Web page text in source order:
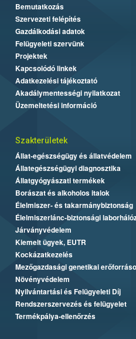
Bemutatkozás
Szervezeti felépítés
Gazdálkodási adatok
Felügyeleti szervünk
Projektek
Kapcsolódó linkek
Adatkezelési tájékoztató
Akadálymentességi nyilatkozat
Üzemeltetési információ
Szakterületek
Állat-egészségügy és állatvédelem
Állategészségügyi diagnosztika
Állatgyógyászati termékek
Borászat és alkoholos italok
Élelmiszer- és takarmánybiztonság
Élelmiszerlánc-biztonsági
Járványvédelem
Kiemelt ügyek, EUTR
Kockázatkezelés
Mezőgazdasági genetikai
Növényvédelem
Nyilvántartási és Felügyeleti Díj
Rendszerszervezés és felügyelet
Termékpálya-ellenőrzés